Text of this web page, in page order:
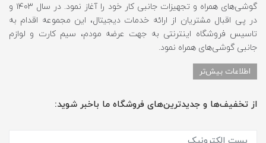
گوشی‌های همراه و تجهیزات جانبی کار خود را آغاز نمود. در سال ۱۴۰۳ و
در پی اقبال مشتریان از ارائه خدمات دیجیتال، این مجموعه اقدام به
تاسیس فروشگاه اینترنتی به جهت عرضه مودم، سیم کارت و لوازم
جانبی گوشی‌های همراه نمود.
اطلاعات بیش‌تر
از تخفیف‌ها و جدیدترین‌های فروشگاه ما باخبر شوید: